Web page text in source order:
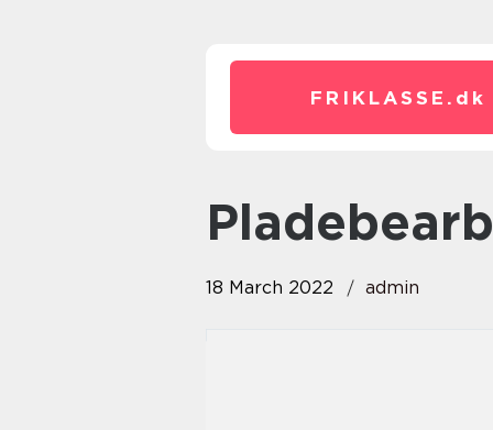
FRIKLASSE. dk
18 March 2022 admin